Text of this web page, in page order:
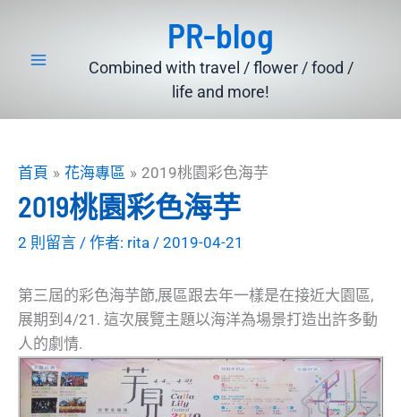
PR-blog
Combined with travel / flower / food /
life and more!
首頁 花海專區 2019桃園彩色海芋
2019桃園彩色海芋
2 則留言 / 作者: rita / 2019-04-21
第三屆的彩色海芋節,展區跟去年一樣是在接近大園區,
展期到4/21. 這次展覽主題以海洋為場景打造出許多動
人的劇情.